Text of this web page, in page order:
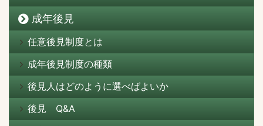
成年後見
任意後見制度とは
成年後見制度の種類
後見人はどのように選べばよいか
後見 Q&A